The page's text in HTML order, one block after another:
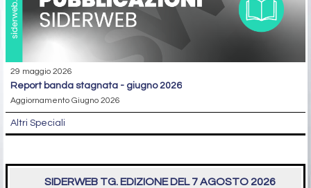
29 maggio 2026
report banda stagnata - giugno 2026
Aggiornamento Giugno 2026
Altri Speciali
SIDERWEB TG. EDIZIONE DEL 7 AGOSTO 2026